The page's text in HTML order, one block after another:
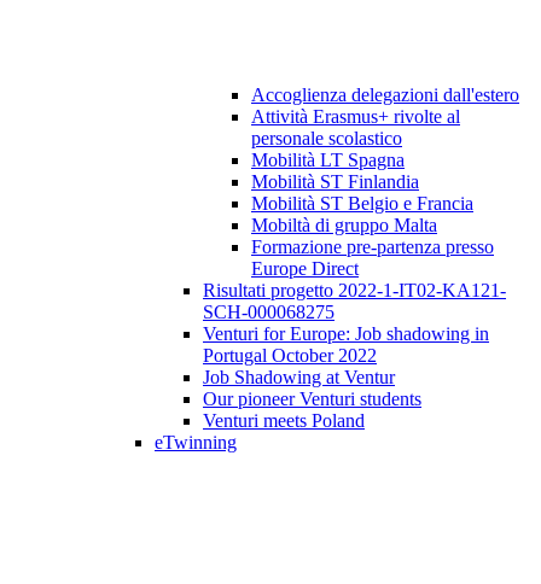
Accoglienza delegazioni dall'estero
Attività Erasmus+ rivolte al
personale scolastico
Mobilità LT Spagna
Mobilità ST Finlandia
Mobilità ST Belgio e Francia
Mobiltà di gruppo Malta
Formazione pre-partenza presso
Europe Direct
Risultati progetto 2022-1-IT02-KA121-
SCH-000068275
Venturi for Europe: Job shadowing in
Portugal October 2022
Job Shadowing at Ventur
Our pioneer Venturi students
Venturi meets Poland
eTwinning